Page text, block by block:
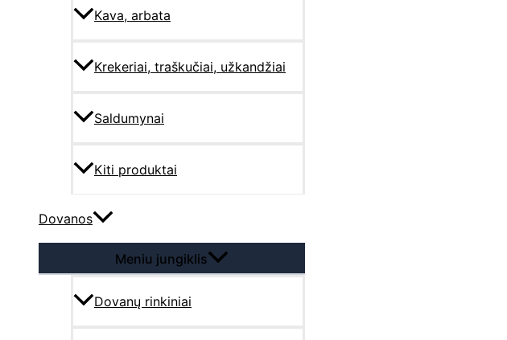
Kava, arbata
Krekeriai, traškučiai, užkandžiai
Saldumynai
Kiti produktai
Dovanos
Meniu jungiklis
Dovanų rinkiniai